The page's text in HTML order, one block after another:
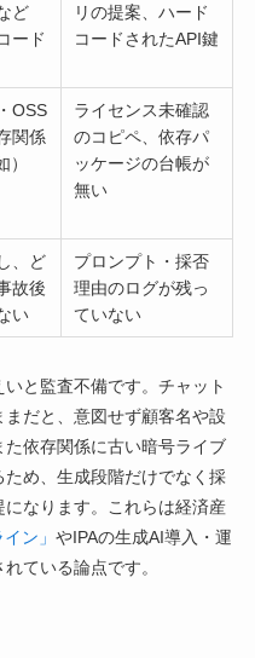
ど
ード
リの提案、ハード
コードされたAPI鍵
OSS
関係
ライセンス未確認
のコピペ、依存パ
ッケージの台帳が
無い
、ど
故後
い
プロンプト・採否
理由のログが残っ
ていない
と監査不備です。チャット
だと、意図せず顧客名や設
依存関係に古い暗号ライブ
め、生成段階だけでなく採
なります。これらは経済産
ン」 やIPAの生成AI導入・運
ている論点です。